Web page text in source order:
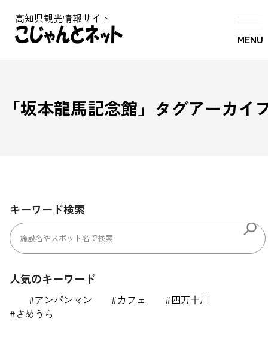
MENU
高知県観光情報サイト
「坂本龍馬記念館 」タグアーカイ
キーワード検索
人気のキーワード
アンパンマン カフェ
四万十川
さめうら